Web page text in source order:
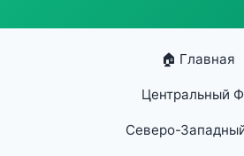
🏠 Главная
Центральный
Северо-